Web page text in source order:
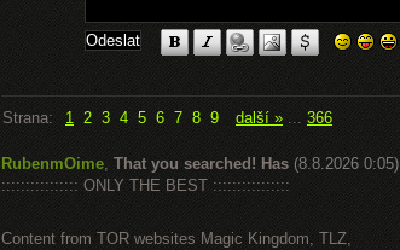
Strana: 1 2 3 4 5 6 7 8 9 další » ... 366
RubenmOime, That you searched! Has (8.8.2026 0:05)
:::::::::::::::: ONLY THE BEST ::::::::::::::::
Content from TOR websites Magic Kingdom, TLZ,